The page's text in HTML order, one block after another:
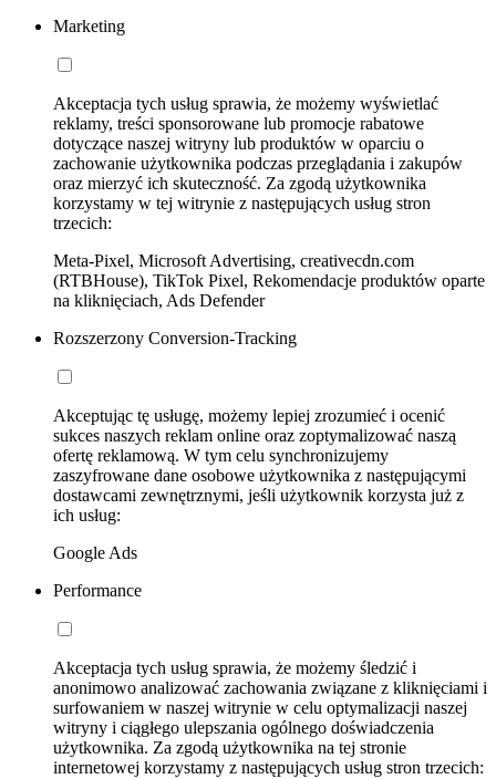
Marketing
Akceptacja tych usług sprawia, że możemy wyświetlać
reklamy, treści sponsorowane lub promocje rabatowe
dotyczące naszej witryny lub produktów w oparciu o
zachowanie użytkownika podczas przeglądania i zakupów
oraz mierzyć ich skuteczność. Za zgodą użytkownika
korzystamy w tej witrynie z następujących usług stron
trzecich:
Meta-Pixel, Microsoft Advertising, creativecdn.com
(RTBHouse), TikTok Pixel, Rekomendacje produktów oparte
na kliknięciach, Ads Defender
Rozszerzony Conversion-Tracking
Akceptując tę usługę, możemy lepiej zrozumieć i ocenić
sukces naszych reklam online oraz zoptymalizować naszą
ofertę reklamową. W tym celu synchronizujemy
zaszyfrowane dane osobowe użytkownika z następującymi
dostawcami zewnętrznymi, jeśli użytkownik korzysta już z
ich usług:
Google Ads
Performance
Akceptacja tych usług sprawia, że możemy śledzić i
anonimowo analizować zachowania związane z kliknięciami i
surfowaniem w naszej witrynie w celu optymalizacji naszej
witryny i ciągłego ulepszania ogólnego doświadczenia
użytkownika. Za zgodą użytkownika na tej stronie
internetowej korzystamy z następujących usług stron trzecich: